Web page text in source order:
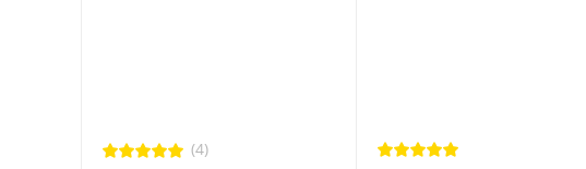
(4)